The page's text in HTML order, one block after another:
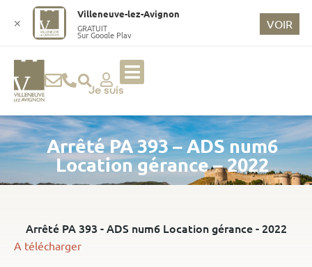
ri
n
ci
Je suis
Arrêté PA 393 – ADS num6
Location gérance – 2022
Arrêté PA 393 - ADS num6 Location gérance - 2022
A télécharger
✕
Villeneuve-lez-Avignon
GRATUIT
Sur Google Play
VOIR